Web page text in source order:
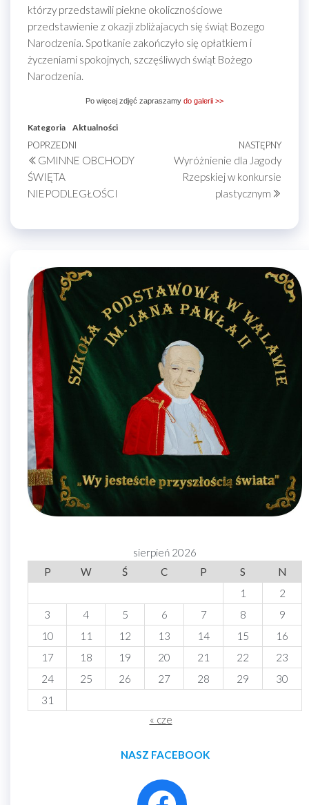
którzy przedstawili piekne okolicznościowe
przedstawienie z okazji zbliżajacych się świąt Bozego
Narodzenia. Spotkanie zakończyło się opłatkiem i
życzeniami spokojnych, szczęśliwych świąt Bożego
Narodzenia.
Po więcej zdjęć zapraszamy do galerii >>
Kategoria Aktualności
Nawigacja
wpisu
Poprzedni
wpis
POPRZEDNI
GMINNE OBCHODY
ŚWIĘTA
NIEPODLEGŁOŚCI
wpis
NASTĘPNY
Wyróżnienie dla Jagody
Rzepskiej w konkursie
plastycznym
sierpień 2026
P
W Ś C P S
N
1
2
3
4 5 6 7 8
9
10
11 12 13 14 15
16
17
18 19 20 21 22
23
24
25 26 27 28 29
30
31
« cze
NASZ FACEBOOK